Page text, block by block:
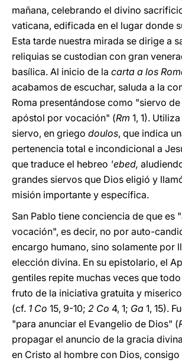
mañana, celebrando el divino
vaticana, edificada en el lugar donde
Esta tarde nuestra mirada se dirige a
reliquias se custodian con gran
basílica. Al inicio de la carta a los
acabamos de escuchar, saluda a la
Roma presentándose como "siervo
apóstol por vocación" (Rm 1, 1).
siervo, en griego doulos, que indica
pertenencia total e incondicional a
que traduce el hebreo 'ebed,
grandes siervos que Dios eligió y
misión importante y específica.
San Pablo tiene conciencia de que es
vocación", es decir, no por auto-
encargo humano, sino solamente por
elección divina. En su epistolario, el
gentiles repite muchas veces que
fruto de la iniciativa gratuita y
(cf. 1 Co 15, 9-10; 2 Co 4, 1; Ga 1, 15).
"para anunciar el Evangelio de Dios" (
propagar el anuncio de la gracia
en Cristo al hombre con Dios,